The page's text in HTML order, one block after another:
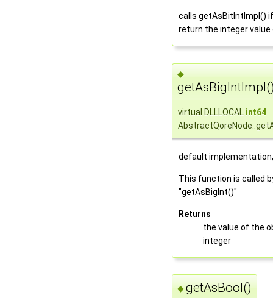
calls getAsBitIntImpl()
return the integer
◆
virtual DLLLOCAL int64
default
This function is called
"getAsBigInt()"
Returns
the value of the
integer
◆getAsBool()